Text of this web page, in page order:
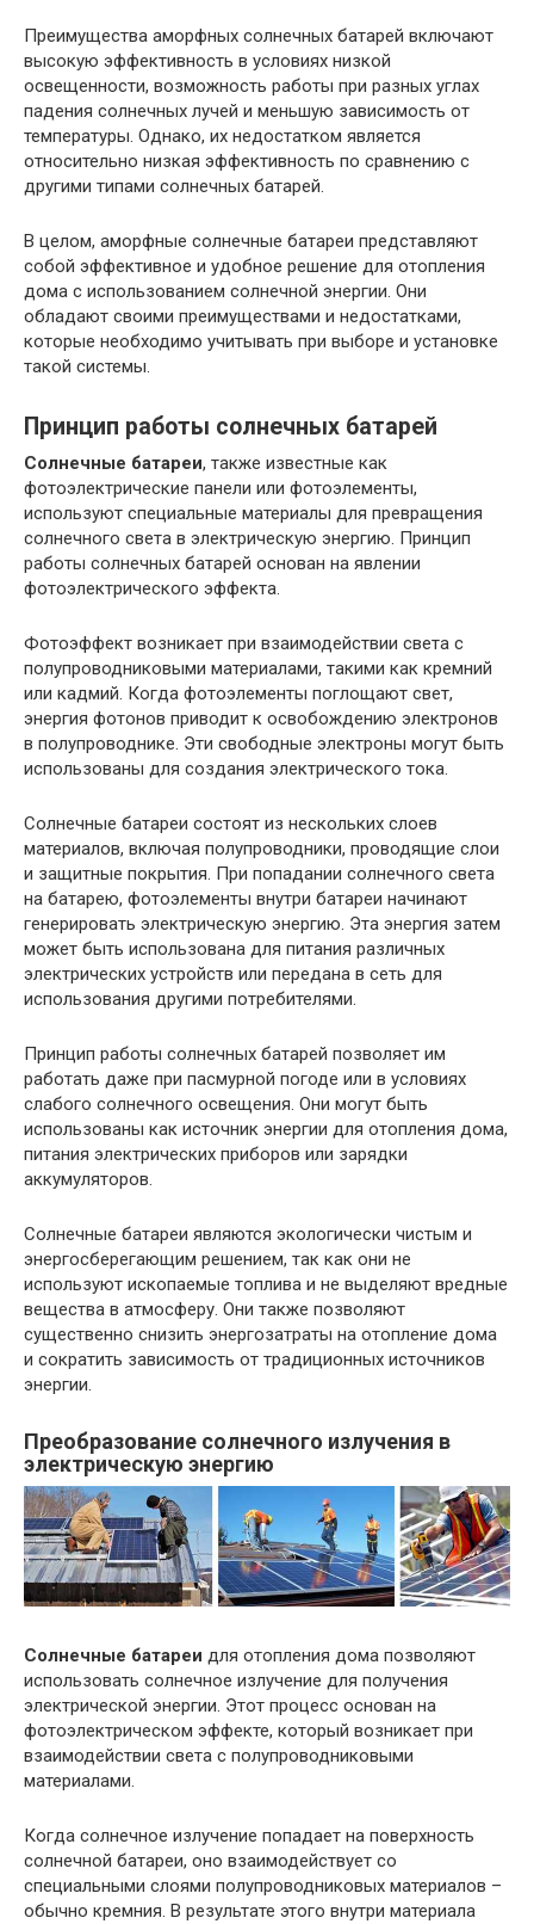
Преимущества аморфных солнечных батарей включают
высокую эффективность в условиях низкой
освещенности, возможность работы при разных углах
падения солнечных лучей и меньшую зависимость от
температуры. Однако, их недостатком является
относительно низкая эффективность по сравнению с
другими типами солнечных батарей.
В целом, аморфные солнечные батареи представляют
собой эффективное и удобное решение для отопления
дома с использованием солнечной энергии. Они
обладают своими преимуществами и недостатками,
которые необходимо учитывать при выборе и установке
такой системы.
Принцип работы солнечных батарей
Солнечные батареи, также известные как
фотоэлектрические панели или фотоэлементы,
используют специальные материалы для превращения
солнечного света в электрическую энергию. Принцип
работы солнечных батарей основан на явлении
фотоэлектрического эффекта.
Фотоэффект возникает при взаимодействии света с
полупроводниковыми материалами, такими как кремний
или кадмий. Когда фотоэлементы поглощают свет,
энергия фотонов приводит к освобождению электронов
в полупроводнике. Эти свободные электроны могут быть
использованы для создания электрического тока.
Солнечные батареи состоят из нескольких слоев
материалов, включая полупроводники, проводящие слои
и защитные покрытия. При попадании солнечного света
на батарею, фотоэлементы внутри батареи начинают
генерировать электрическую энергию. Эта энергия затем
может быть использована для питания различных
электрических устройств или передана в сеть для
использования другими потребителями.
Принцип работы солнечных батарей позволяет им
работать даже при пасмурной погоде или в условиях
слабого солнечного освещения. Они могут быть
использованы как источник энергии для отопления дома,
питания электрических приборов или зарядки
аккумуляторов.
Солнечные батареи являются экологически чистым и
энергосберегающим решением, так как они не
используют ископаемые топлива и не выделяют вредные
вещества в атмосферу. Они также позволяют
существенно снизить энергозатраты на отопление дома
и сократить зависимость от традиционных источников
энергии.
Преобразование солнечного излучения в
электрическую энергию
Солнечные батареи для отопления дома позволяют
использовать солнечное излучение для получения
электрической энергии. Этот процесс основан на
фотоэлектрическом эффекте, который возникает при
взаимодействии света с полупроводниковыми
материалами.
Когда солнечное излучение попадает на поверхность
солнечной батареи, оно взаимодействует со
специальными слоями полупроводниковых материалов –
обычно кремния. В результате этого внутри материала